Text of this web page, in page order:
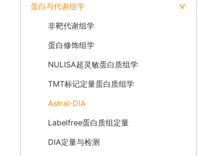
蛋白与代谢组学 >
非靶代谢组学
蛋白修饰组学
NULISA超灵敏蛋白质组学
TMT标记定量蛋白质组学
Astral-DIA
Labelfree蛋白质组定量
DIA定量与检测